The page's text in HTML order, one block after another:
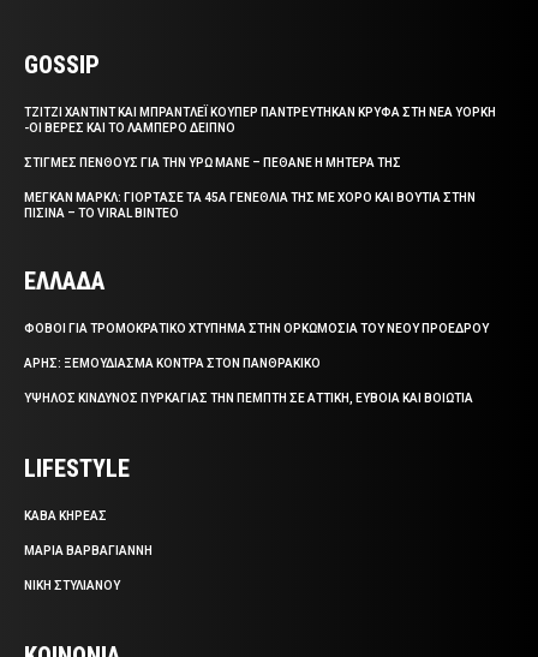
GOSSIP
ΤΖΙΤΖΙ ΧΑΝΤΙΝΤ ΚΑΙ ΜΠΡΑΝΤΛΕΪ ΚΟΥΠΕΡ ΠΑΝΤΡΕΥΤΗΚΑΝ ΚΡΥΦΑ ΣΤΗ ΝΕΑ ΥΟΡΚΗ
-ΟΙ ΒΕΡΕΣ ΚΑΙ ΤΟ ΛΑΜΠΕΡΟ ΔΕΙΠΝΟ
ΣΤΙΓΜΕΣ ΠΕΝΘΟΥΣ ΓΙΑ ΤΗΝ ΥΡΩ ΜΑΝΕ – ΠΕΘΑΝΕ Η ΜΗΤΕΡΑ ΤΗΣ
ΜΕΓΚΑΝ ΜΑΡΚΛ: ΓΙΟΡΤΑΣΕ ΤΑ 45Α ΓΕΝΕΘΛΙΑ ΤΗΣ ΜΕ ΧΟΡΟ ΚΑΙ ΒΟΥΤΙΑ ΣΤΗΝ
ΠΙΣΙΝΑ – ΤΟ VIRAL ΒΙΝΤΕΟ
ΕΛΛΑΔΑ
ΦΟΒΟΙ ΓΙΑ ΤΡΟΜΟΚΡΑΤΙΚΟ ΧΤΥΠΗΜΑ ΣΤΗΝ ΟΡΚΩΜΟΣΙΑ ΤΟΥ ΝΕΟΥ ΠΡΟΕΔΡΟΥ
ΑΡΗΣ: ΞΕΜΟΥΔΙΑΣΜΑ ΚΟΝΤΡΑ ΣΤΟΝ ΠΑΝΘΡΑΚΙΚΟ
ΥΨΗΛΟΣ ΚΙΝΔΥΝΟΣ ΠΥΡΚΑΓΙΑΣ ΤΗΝ ΠΕΜΠΤΗ ΣΕ ΑΤΤΙΚΗ, ΕΥΒΟΙΑ ΚΑΙ ΒΟΙΩΤΙΑ
LIFESTYLE
ΚΑΒΑ ΚΗΡΕΑΣ
ΜΑΡΙΑ ΒΑΡΒΑΓΙΑΝΝΗ
ΝΙΚΗ ΣΤΥΛΙΑΝΟΥ